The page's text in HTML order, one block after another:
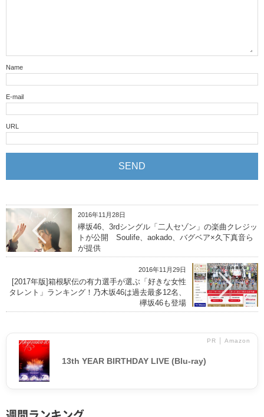
Name
E-mail
URL
2016年11月28日
欅坂46、3rdシングル「二人セゾン」の楽曲クレジッ
トが公開 Soulife、aokado、バグベア×久下真音ら
が提供
2016年11月29日
[2017年版]箱根駅伝の有力選手が選ぶ「好きな女性
タレント」ランキング！乃木坂46は過去最多12名、
欅坂46も登場
PR │ Amazon
13th YEAR BIRTHDAY LIVE (Blu-ray)